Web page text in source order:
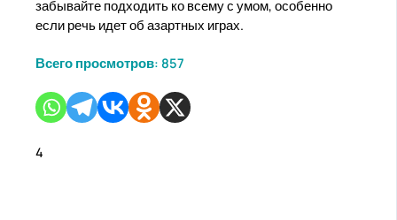
забывайте подходить ко всему с умом, особенно
если речь идет об азартных играх.
Всего просмотров: 857
4